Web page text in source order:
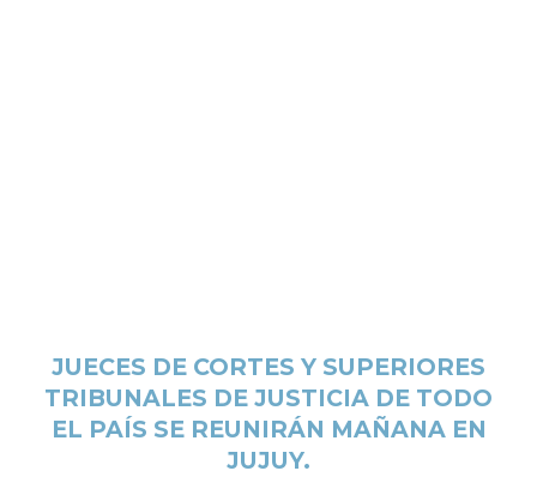
JUECES DE CORTES Y SUPERIORES
TRIBUNALES DE JUSTICIA DE TODO
EL PAÍS SE REUNIRÁN MAÑANA EN
JUJUY.